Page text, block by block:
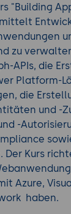
"Building
zu
APIs, die
Platform-
die
und -
-
Kurs
Azure,
haben.